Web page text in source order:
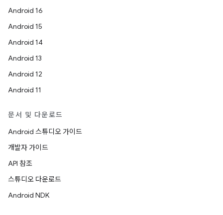
Android 16
Android 15
Android 14
Android 13
Android 12
Android 11
문서 및 다운로드
Android 스튜디오 가이드
개발자 가이드
API 참조
스튜디오 다운로드
Android NDK